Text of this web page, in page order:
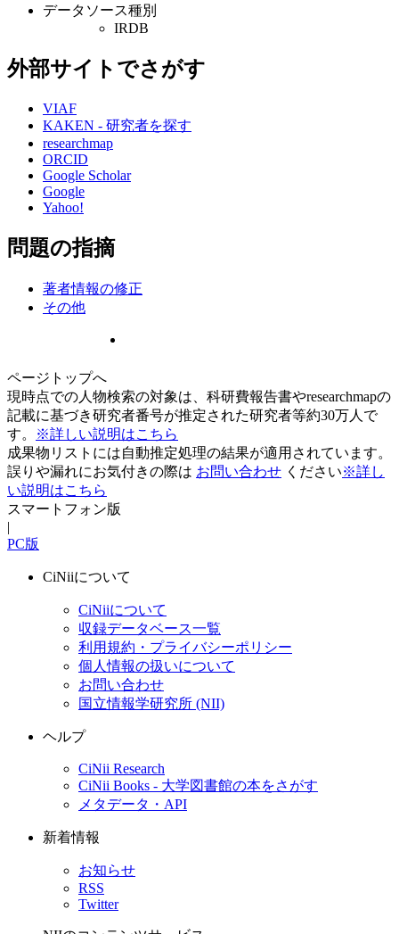
データソース種別
IRDB
外部サイトでさがす
VIAF
KAKEN - 研究者を探す
researchmap
ORCID
Google Scholar
Google
Yahoo!
問題の指摘
著者情報の修正
その他
ページトップへ
現時点での人物検索の対象は、科研費報告書やresearchmapの
記載に基づき研究者番号が推定された研究者等約30万人で
す。
※詳しい説明はこちら
成果物リストには自動推定処理の結果が適用されています。
誤りや漏れにお気付きの際は お問い合わせ ください※詳し
い説明はこちら
スマートフォン版
|
PC版
CiNiiについて
CiNiiについて
収録データベース一覧
利用規約・プライバシーポリシー
個人情報の扱いについて
お問い合わせ
国立情報学研究所 (NII)
ヘルプ
CiNii Research
CiNii Books - 大学図書館の本をさがす
メタデータ・API
新着情報
お知らせ
RSS
Twitter